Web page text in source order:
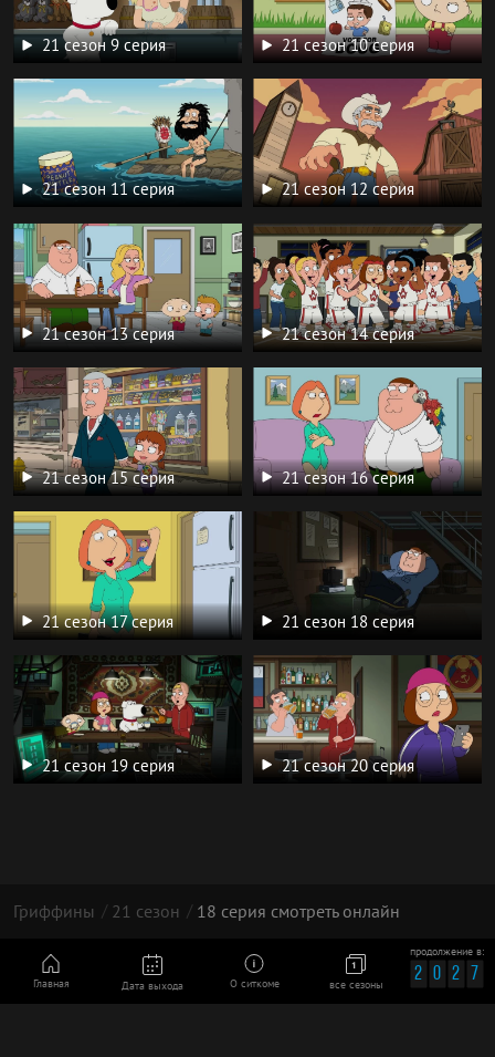
Главная О ситкоме все сезоны
Дата выхода
продолжение в:
2 0 2 7
21 сезон 9 серия 21 сезон 10 серия
21 сезон 11 серия 21 сезон 12 серия
21 сезон 13 серия 21 сезон 14 серия
21 сезон 15 серия 21 сезон 16 серия
21 сезон 17 серия 21 сезон 18 серия
21 сезон 19 серия 21 сезон 20 серия
Гриффины 21 сезон 18 серия смотреть онлайн
© 2026 год | 18+